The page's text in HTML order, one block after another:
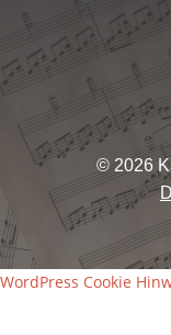
© 2026
WordPress Cookie